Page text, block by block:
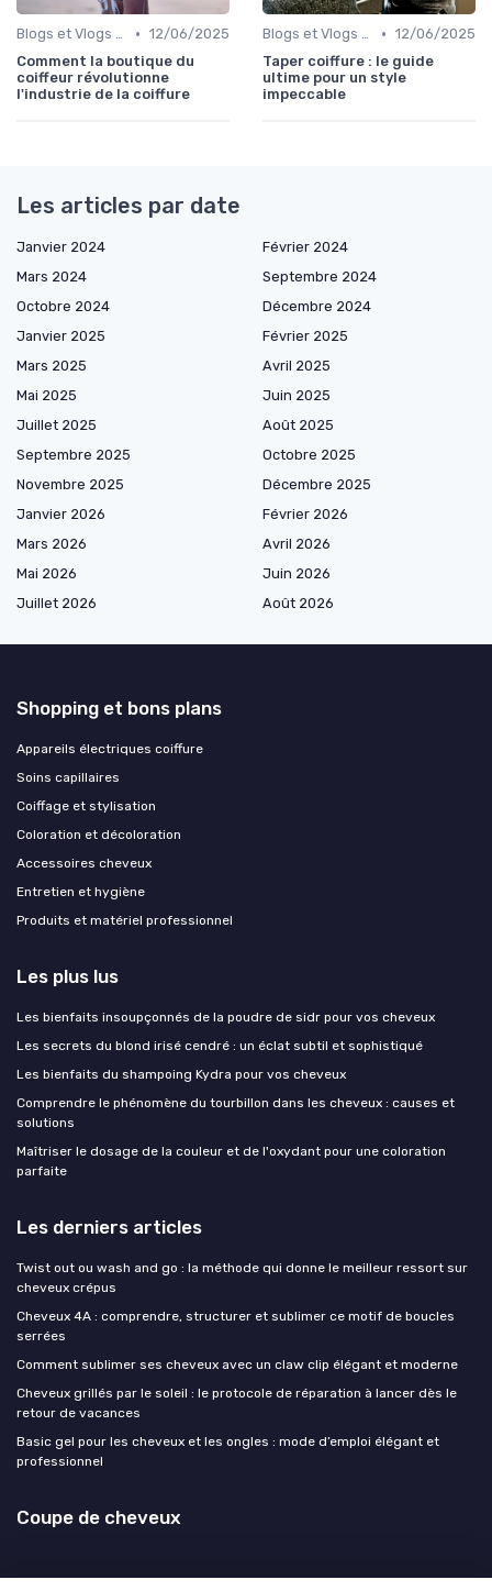
Blogs et Vlogs de Coiffure • 12/06/2025
Comment la boutique du
coiffeur révolutionne
l'industrie de la coiffure
Blogs et Vlogs de Coiffure • 12/06/2025
Taper coiffure : le guide
ultime pour un style
impeccable
Les articles par date
Janvier 2024
Février 2024
Mars 2024
Septembre 2024
Octobre 2024
Décembre 2024
Janvier 2025
Février 2025
Mars 2025
Avril 2025
Mai 2025
Juin 2025
Juillet 2025
Août 2025
Septembre 2025
Octobre 2025
Novembre 2025
Décembre 2025
Janvier 2026
Février 2026
Mars 2026
Avril 2026
Mai 2026
Juin 2026
Juillet 2026
Août 2026
Shopping et bons plans
Appareils électriques coiffure
Soins capillaires
Coiffage et stylisation
Coloration et décoloration
Accessoires cheveux
Entretien et hygiène
Produits et matériel professionnel
Les plus lus
Les bienfaits insoupçonnés de la poudre de sidr pour vos cheveux
Les secrets du blond irisé cendré : un éclat subtil et sophistiqué
Les bienfaits du shampoing Kydra pour vos cheveux
Comprendre le phénomène du tourbillon dans les cheveux : causes et
solutions
Maîtriser le dosage de la couleur et de l'oxydant pour une coloration
parfaite
Les derniers articles
Twist out ou wash and go : la méthode qui donne le meilleur ressort sur
cheveux crépus
Cheveux 4A : comprendre, structurer et sublimer ce motif de boucles
serrées
Comment sublimer ses cheveux avec un claw clip élégant et moderne
Cheveux grillés par le soleil : le protocole de réparation à lancer dès le
retour de vacances
Basic gel pour les cheveux et les ongles : mode d’emploi élégant et
professionnel
Coupe de cheveux